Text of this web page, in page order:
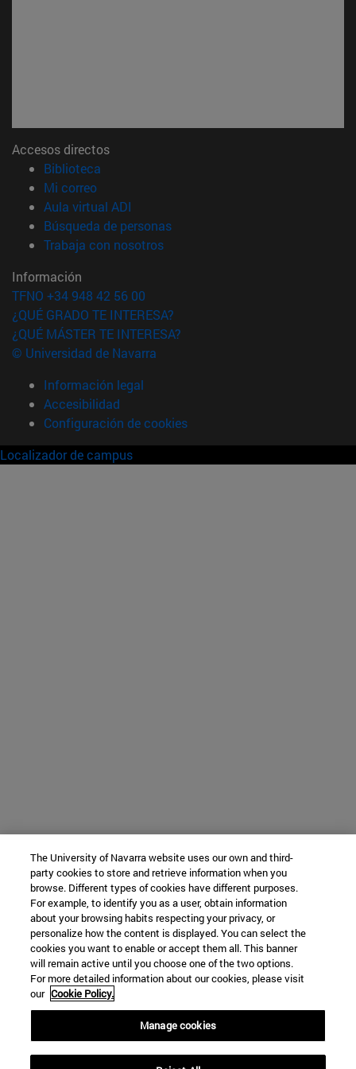
Accesos directos
Biblioteca
Mi correo(abre en nueva ventana)
Aula virtual ADI
Búsqueda de personas(abre en nueva ventana)
Trabaja con nosotros(abre en nueva ventana)
Información
TFNO +34 948 42 56 00
¿QUÉ GRADO TE INTERESA?
¿QUÉ MÁSTER TE INTERESA?
© Universidad de Navarra
Información legal
Accesibilidad
Configuración de cookies
Localizador de campus
The University of Navarra website uses our own and third-
party cookies to store and retrieve information when you
browse. Different types of cookies have different purposes.
For example, to identify you as a user, obtain information
about your browsing habits respecting your privacy, or
personalize how the content is displayed. You can select the
cookies you want to enable or accept them all. This banner
will remain active until you choose one of the two options.
For more detailed information about our cookies, please visit
our Cookie Policy.
Manage cookies